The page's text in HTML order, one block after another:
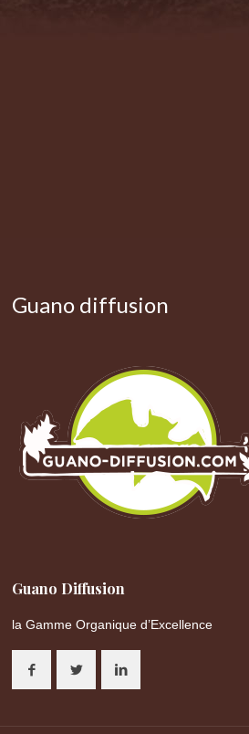
Guano diffusion
Guano Diffusion
la Gamme Organique d’Excellence